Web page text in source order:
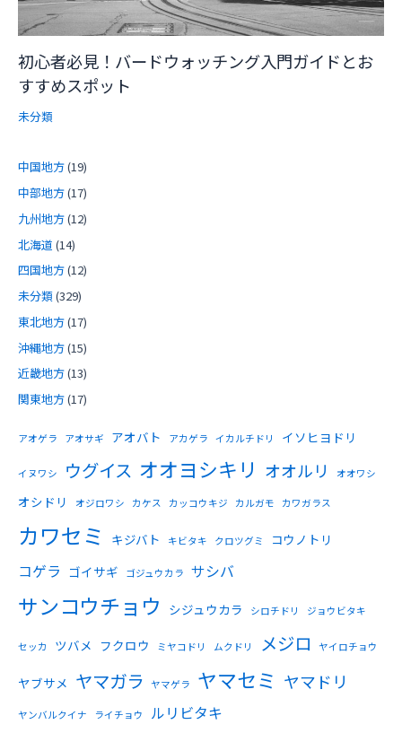
初心者必見！バードウォッチング入門ガイドとお
すすめスポット
未分類
中国地方(19)
中部地方(17)
九州地方(12)
北海道 (14)
四国地方(12)
未分類(329)
東北地方(17)
沖縄地方(15)
近畿地方(13)
関東地方(17)
アオゲラ アオサギ アオバト アカゲラ イカルチドリ イソヒヨドリ
イヌワシ ウグイス オオヨシキリ オオルリ オオワシ
オシドリ オジロワシ カケス カッコウキジ カルガモ カワガラス
カワセミ キジバト キビタキ クロツグミ コウノトリ
コゲラ ゴイサギ ゴジュウカラ サシバ
サンコウチョウ シジュウカラ シロチドリ ジョウビタキ
セッカ ツバメ フクロウ ミヤコドリ ムクドリ メジロ ヤイロチョウ
ヤブサメ ヤマガラ ヤマゲラ ヤマセミ ヤマドリ
ヤンバルクイナ ライチョウ ルリビタキ